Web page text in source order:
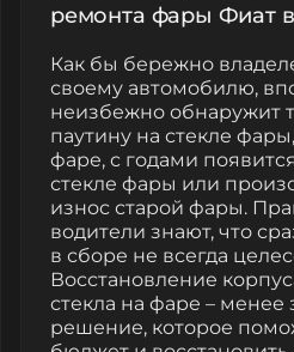
ремонта фары Фиат
Как бы бережно
своему автомобилю,
неизбежно обнаружит
паутину на стекле
фаре, с годами
стекле фары или
износ старой фары.
водители знают, что
в сборе не всегда
Восстановление
стекла на фаре – менее
решение, которое